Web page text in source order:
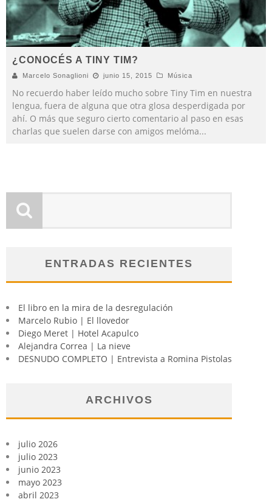
¿CONOCÉS A TINY TIM?
Marcelo Sonaglioni junio 15, 2015 Música
No recuerdo haber leído mucho sobre Tiny Tim en nuestra
lengua, fuera de alguna que otra glosa desperdigada por
ahí. O más que seguro cierto comentario al paso en esas
charlas que suelen darse con amigos melóma...
ENTRADAS RECIENTES
El libro en la mira de la desregulación
Marcelo Rubio | El llovedor
Diego Meret | Hotel Acapulco
Alejandra Correa | La nieve
DESNUDO COMPLETO | Entrevista a Romina Pistolas
ARCHIVOS
julio 2026
julio 2023
junio 2023
mayo 2023
abril 2023